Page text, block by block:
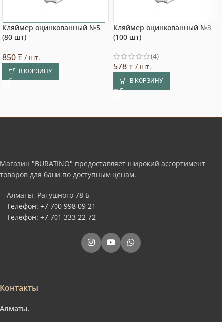
Выбор покупателя
Кляймер оцинкованный №5
(80 шт)
850₸ / шт.
В КОРЗИНУ
Кляймер оцинкованный №3
(100 шт)
(4)
578₸ / шт.
В КОРЗИНУ
Магазин "BURATINO" предоставляет широкий ассортимент
товаров для бани по доступным ценам.
Алматы, Ратушного 78 Б
Телефон: +7 700 998 09 21
Телефон: +7 701 333 22 72
Контакты
Алматы.